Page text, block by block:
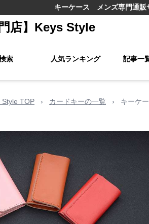
キーケース メンズ専門通販
店】Keys Style
索 人気ランキング 記事一
Style TOP › カードキーの一覧 › キーケ